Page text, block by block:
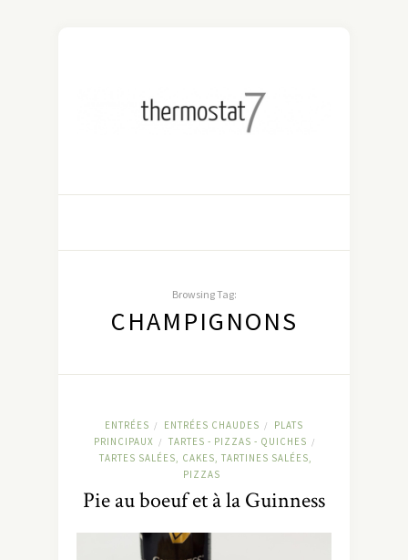
Browsing Tag:
CHAMPIGNONS
ENTRÉES / ENTRÉES CHAUDES /
PLATS
PRINCIPAUX / TARTES - PIZZAS - QUICHES /
TARTES SALÉES, CAKES, TARTINES SALÉES,
PIZZAS
Pie au boeuf et à la Guinness